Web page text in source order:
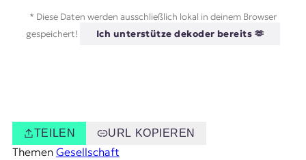
* Diese Daten werden ausschließlich lokal in deinem Browser
gespeichert!
Ich unterstütze dekoder bereits 🫶
TEILEN URL KOPIEREN
Themen Gesellschaft